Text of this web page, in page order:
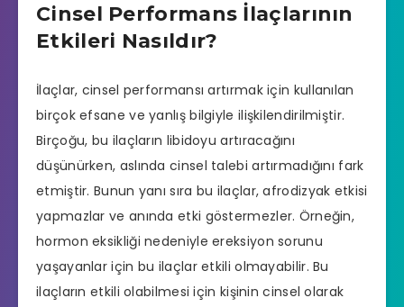
Cinsel Performans İlaçlarının
Etkileri Nasıldır?
İlaçlar, cinsel performansı artırmakiçin kullanılan
birçok efsane ve yanlış bilgiyle ilişkilendirilmiştir.
Birçoğu, bu ilaçların libidoyu artıracağını
düşünürken, aslında cinsel talebi artırmadığını fark
etmiştir. Bunun yanı sıra bu ilaçlar, afrodizyak etkisi
yapmazlar ve anında etki göstermezler. Örneğin,
hormon eksikliği nedeniyleereksiyon sorunu
yaşayanlar için bu ilaçlar etkili olmayabilir. Bu
ilaçların etkili olabilmesi için kişinin cinsel olarak